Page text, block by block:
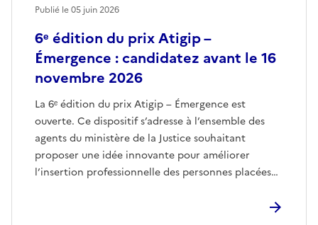
6ᵉ édition du prix Atigip –
Émergence : candidatez avant le 16
novembre 2026
La 6ᵉ édition du prix Atigip – Émergence est
ouverte. Ce dispositif s’adresse à l’ensemble des
agents du ministère de la Justice souhaitant
proposer une idée innovante pour améliorer
l’insertion professionnelle des personnes placées
milieu fermé. L’objectif du prix est d’accompagner
Publié le05 juin 2026